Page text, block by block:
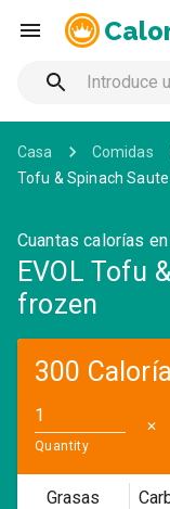
Casa Comidas
Tofu & Spinach
Cuantas calorías en
EVOL Tofu
frozen
300
Quantity
✕
Grasas